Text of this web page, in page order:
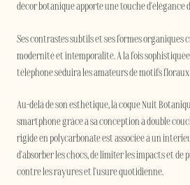
décor botanique apporte une touche d'élégance
Ses contrastes subtils et ses formes
modernité et intemporalité. À la fois
téléphone séduira les amateurs de motifs
Au-delà de son esthétique, la coque Nuit
smartphone grâce à sa conception à double
rigide en polycarbonate est associée à un
d'absorber les chocs, de limiter les impacts et
contre les rayures et l'usure quotidienne.